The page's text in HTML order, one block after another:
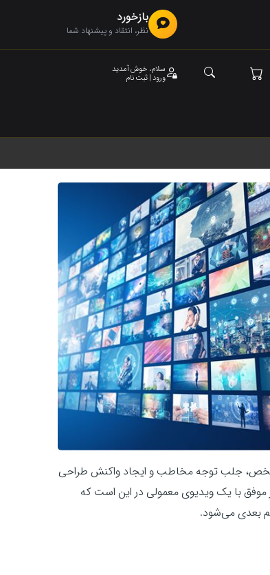
بازخورد
نظر، انتقاد و پیشنهاد شما
سلام، خوش آمدید
ورود | ثبت نام
جلب توجه مخاطب و ایجاد واکنش طراحی
موفق با یک ویدیوی معمولی در این است که
بعدی می‌شود.